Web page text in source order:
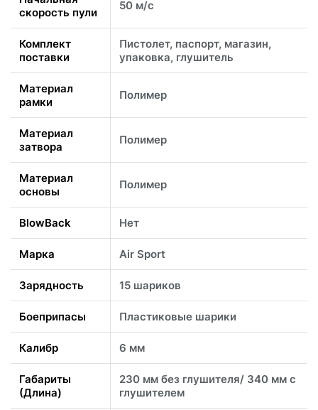
скорость пули
50 м/с
Комплект
поставки
Пистолет, паспорт, магазин,
упаковка, глушитель
Материал
рамки
Полимер
Материал
затвора
Полимер
Материал
основы
Полимер
BlowBack Нет
Марка Air Sport
Зарядность 15 шариков
Боеприпасы Пластиковые шарики
Калибр 6 мм
Габариты
(Длина)
230 мм без глушителя/ 340 мм с
глушителем